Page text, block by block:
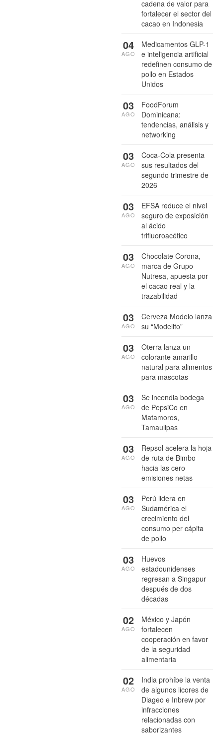
cadena de valor para
fortalecer el sector del
cacao en Indonesia
Medicamentos GLP-1
e inteligencia artificial
redefinen consumo de
pollo en Estados
Unidos
04
AGO
FoodForum
Dominicana:
tendencias, análisis y
networking
03
AGO
Coca-Cola presenta
sus resultados del
segundo trimestre de
2026
03
AGO
EFSA reduce el nivel
seguro de exposición
al ácido
trifluoroacético
03
AGO
Chocolate Corona,
marca de Grupo
Nutresa, apuesta por
el cacao real y la
trazabilidad
03
AGO
Cerveza Modelo lanza
su “Modelito”
03
AGO
Oterra lanza un
colorante amarillo
natural para alimentos
para mascotas
03
AGO
Se incendia bodega
de PepsiCo en
Matamoros,
Tamaulipas
03
AGO
Repsol acelera la hoja
de ruta de Bimbo
hacia las cero
emisiones netas
03
AGO
Perú lidera en
Sudamérica el
crecimiento del
consumo per cápita
de pollo
03
AGO
Huevos
estadounidenses
regresan a Singapur
después de dos
décadas
03
AGO
México y Japón
fortalecen
cooperación en favor
de la seguridad
alimentaria
02
AGO
India prohíbe la venta
de algunos licores de
Diageo e Inbrew por
infracciones
relacionadas con
saborizantes
02
AGO